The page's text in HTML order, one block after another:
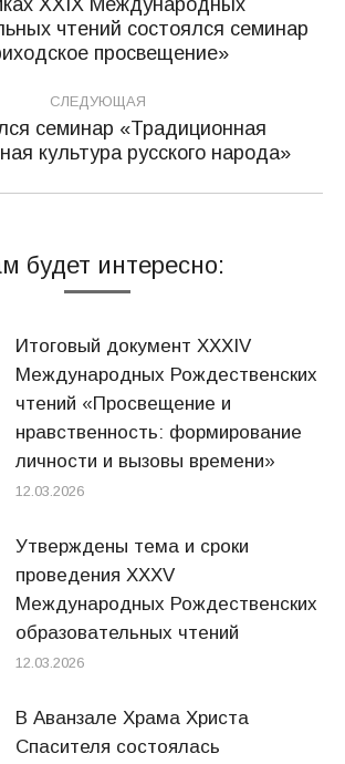
Предыдущая
запись:
XXIX Международных
чтений состоялся семинар
просвещение»
СЛЕДУЮЩАЯ
Следующая
запись:
семинар «Традиционная
культура русского народа»
будет интересно:
Итоговый документ XXХIV
Международных Рождественских
чтений «Просвещение и
нравственность: формирование
личности и вызовы времени»
12.03.2026
Утверждены тема и сроки
проведения XXXV
Международных Рождественских
образовательных чтений
12.03.2026
В Аванзале Храма Христа
Спасителя состоялась